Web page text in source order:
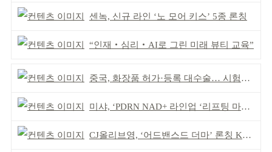
센녹, 신규 라인 ‘노 모어 키스’ 5종 론칭
“인재‧심리‧AI로 그린 미래 뷰티 교육”
중국, 화장품 허가·등록 대수술… 시험자료 공용 허용
미샤, ‘PDRN NAD+ 라인업 ‘리프팅 마스크’ 출시
CJ올리브영, ‘어드밴스드 더마’ 론칭 K더마 육성 박차